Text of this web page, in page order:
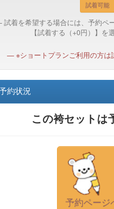
試着可能
試着を希望する場合には、予約ペ
【試着する（+0円）】を
※ショートプランご利用の方
約状況
この袴セットは
予約ページ